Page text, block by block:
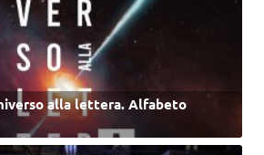
alla lettera. Alfabeto